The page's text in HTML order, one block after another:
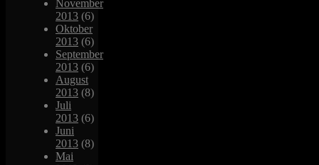
November
2013 (6)
Oktober
2013 (6)
September
2013 (6)
August
2013 (8)
Juli
2013 (6)
Juni
2013 (8)
Mai